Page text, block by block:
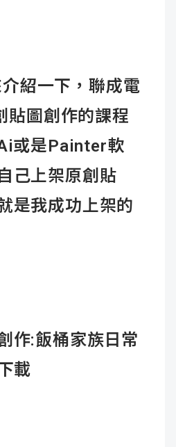
紹一下，聯成電
貼圖創作的課程
或是Painter軟
己上架原創貼
是我成功上架的
作:飯桶家族日常
載